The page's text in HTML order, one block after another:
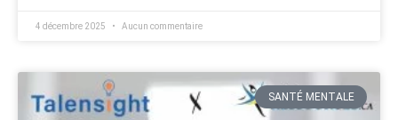
4 décembre 2025 Aucun commentaire
SANTÉ MENTALE